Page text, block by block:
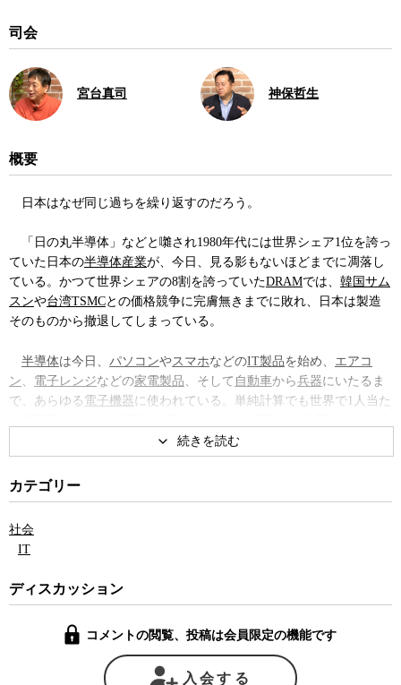
「半導体」敗戦』など。
著書
半導体有事 日本「半導体」敗戦
司会
宮台真司 神保哲生
概要
日本はなぜ同じ過ちを繰り返すのだろう。
「日の丸半導体」などと囃され1980年代には世界シェア1位を誇っ
ていた日本の半導体産業が、今日、見る影もないほどまでに凋落し
ている。かつて世界シェアの8割を誇っていたDRAMでは、 韓国 サム
スンや台湾TSMCとの価格競争に完膚無きまでに敗れ、日本は製造
そのものから撤退してしまっている。
半導体は今日、 パソコンやスマホなどのIT製品を始め、 エアコ
ン
電子レンジなどの家電製品 、そして 自動車から兵器にいたるま
で、あらゆる 電子機器に使われている。単純計算でも世界で1人当た
よりも遙かに多くの半導体製品を利用していることを考えると、
先進国では1人あたり少なく見積もっても500個程度、金額にして3万
5,000円から4万円分もの半導体を、われわれ1人1人が毎年購入して
いる計算になる。それだけ広く利用されている製品を日本がほとん
ーバル市場で半導体不足が起きると、自前の半導体を製造する手段
を持たない日本は、家電製品や自動車が作れなくなってしまうから
足が生じたため、日本では自動車やパソコンの品不足や納品遅れな
しかし、一時は世界を席巻した日本の半導体産業は、なぜ国際競
争に負けてしまったのだろうか。 日立や エルピーダ
カテゴリー
社会
IT
ディスカッション
コメントの閲覧、投稿は会員限定の機能です
入会する